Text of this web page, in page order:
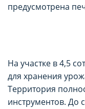
предусмотрена
На участке в 4,5
для хранения
Территория
инструментов. До